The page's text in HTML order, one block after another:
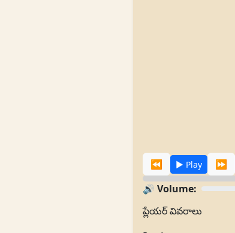
⏪ ▶️ Play ⏩
🔊 Volume:
ప్లేయర్ వివరాలు